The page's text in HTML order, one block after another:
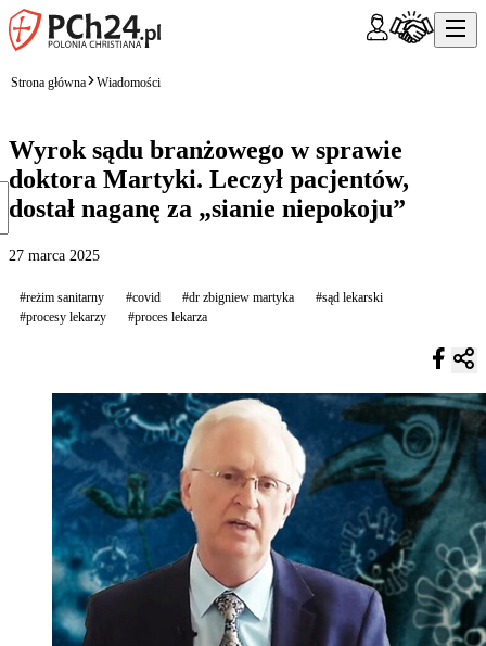
Strona główna Wiadomości
Wyrok sądu branżowego w sprawie
doktora Martyki. Leczył pacjentów,
dostał naganę za „sianie niepokoju”
27 marca 2025
#reżim sanitarny #covid #dr zbigniew martyka
#sąd lekarski
#procesy lekarzy
#proces lekarza